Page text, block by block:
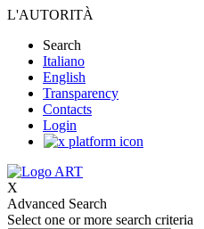
L'AUTORITÀ
Search
Italiano
English
Transparency
Contacts
Login
X
Advanced Search
Select one or more search criteria